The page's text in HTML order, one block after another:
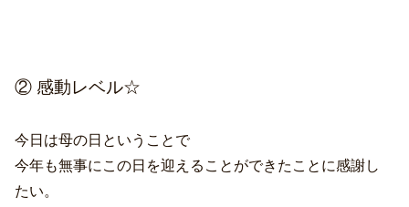
② 感動レベル☆
今日は母の日ということで
今年も無事にこの日を迎えることができたことに感謝し
たい。